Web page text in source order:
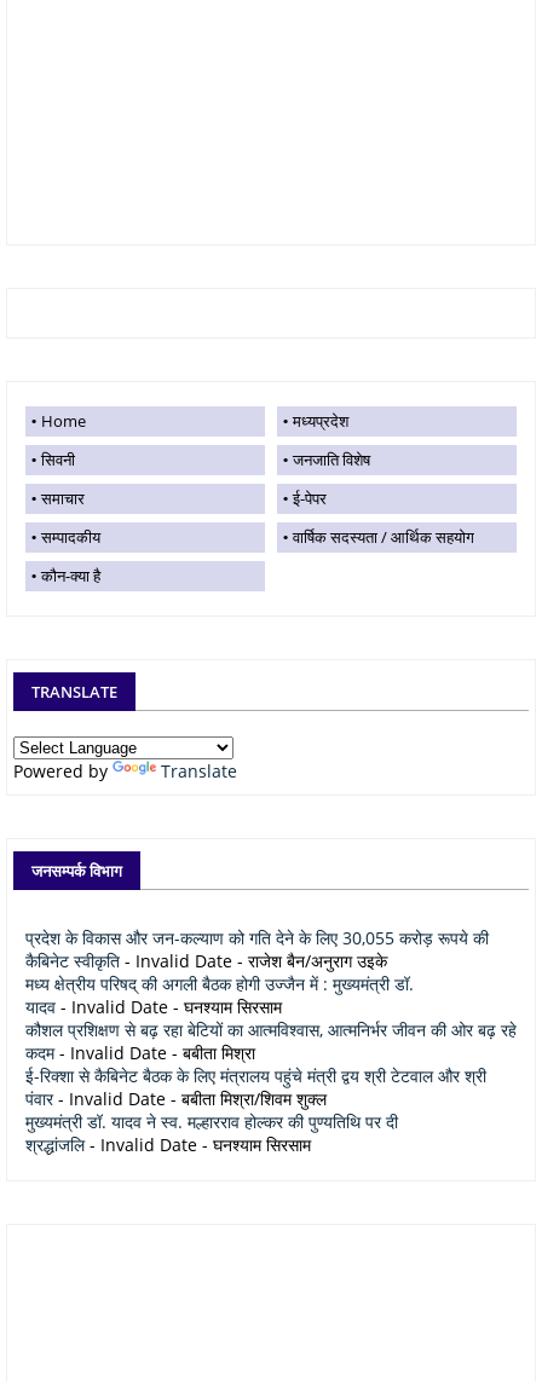
Home
मध्यप्रदेश
सिवनी
जनजाति विशेष
समाचार
ई-पेपर
सम्पादकीय
वार्षिक सदस्यता / आर्थिक सहयोग
कौन-क्या है
TRANSLATE
Powered by Translate
जनसम्पर्क विभाग
प्रदेश के विकास और जन-कल्याण को गति देने के लिए 30,055 करोड़ रूपये की
कैबिनेट स्वीकृति - Invalid Date - राजेश बैन/अनुराग उइके
मध्य क्षेत्रीय परिषद् की अगली बैठक होगी उज्जैन में : मुख्यमंत्री डॉ.
यादव - Invalid Date - घनश्याम सिरसाम
कौशल प्रशिक्षण से बढ़ रहा बेटियों का आत्मविश्वास, आत्मनिर्भर जीवन की ओर बढ़ रहे
कदम- Invalid Date - बबीता मिश्रा
ई-रिक्शा से कैबिनेट बैठक के लिए मंत्रालय पहुंचे मंत्री द्वय श्री टेटवाल और श्री
पंवार- Invalid Date - बबीता मिश्रा/शिवम शुक्ल
मुख्यमंत्री डॉ. यादव ने स्व. मल्हारराव होल्कर की पुण्यतिथि पर दी
श्रद्धांजलि- Invalid Date - घनश्याम सिरसाम